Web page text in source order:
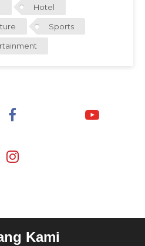
Hotel
Sports
Kami